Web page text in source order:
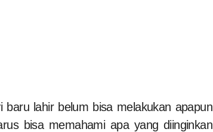
bisa memahami apa yang diinginkan